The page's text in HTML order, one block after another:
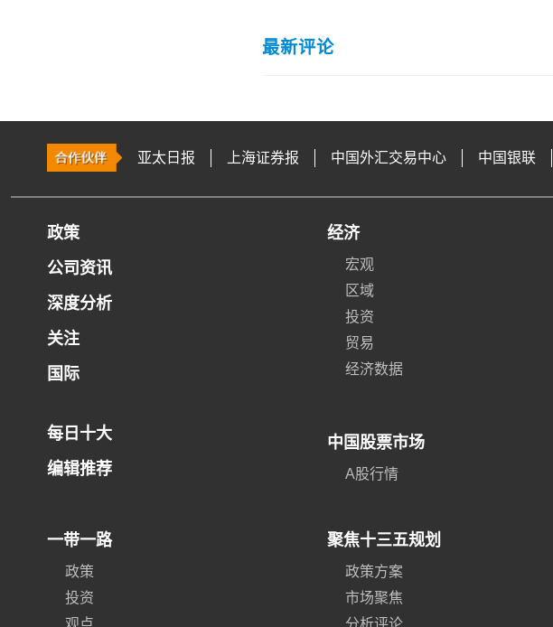
最新评论
亚太日报 上海证券报 中国外汇交易中心 中国银联
政策
公司资讯
深度分析
关注
国际
每日十大
编辑推荐
经济
宏观
区域
投资
贸易
经济数据
中国股票市场
A股行情
一带一路
政策
投资
观点
聚焦十三五规划
政策方案
市场聚焦
分析评论